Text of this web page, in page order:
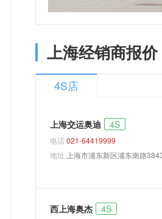
上海经销商报价
4S店
上海交运奥迪 4S
电话021-64419999
地址 上海市浦东新区浦东南路
西上海奥杰 4S